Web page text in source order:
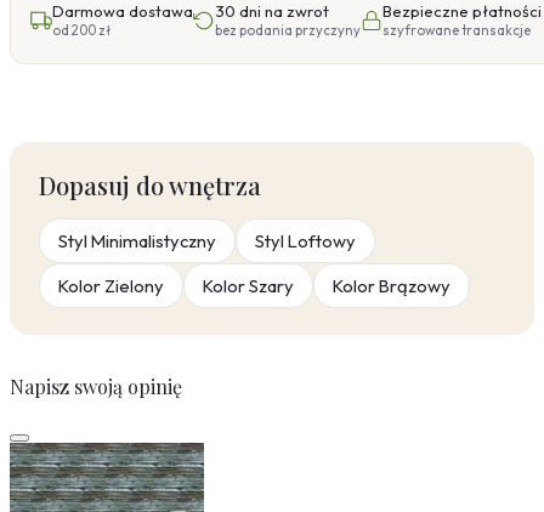
Darmowa dostawa
od 200 zł
30 dni na zwrot
bez podania przyczyny
Bezpieczne płatności
szyfrowane transakcje
Dopasuj do wnętrza
Styl Minimalistyczny
Styl Loftowy
Kolor Zielony
Kolor Szary Kolor Brązowy
Napisz swoją opinię